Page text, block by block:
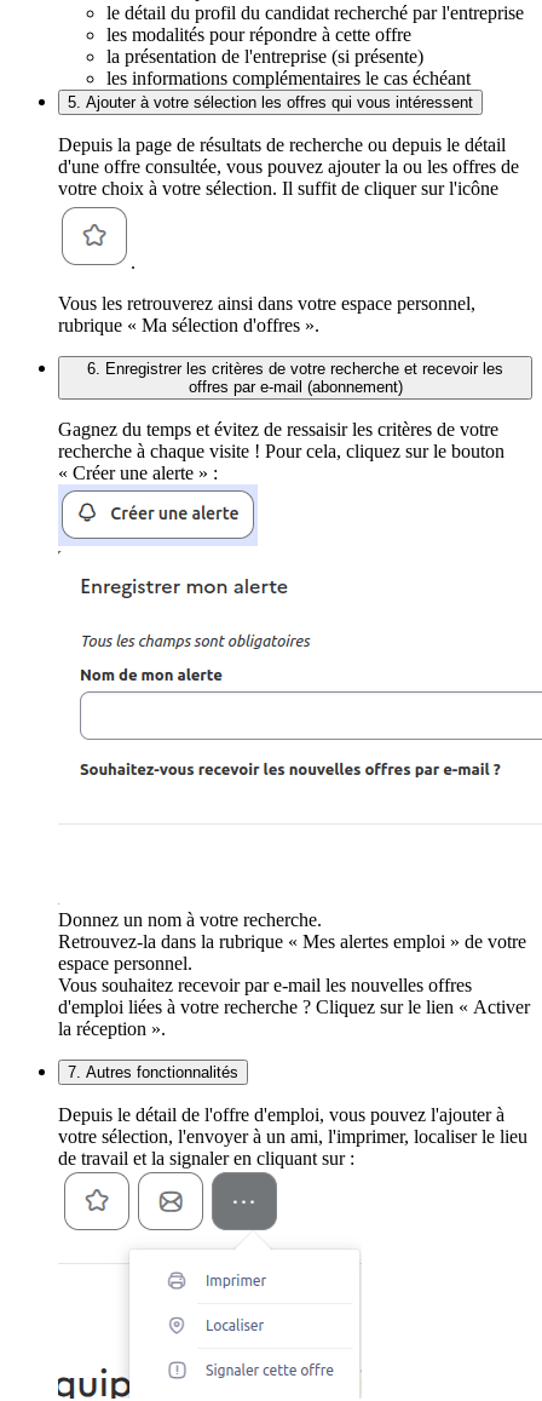
le détail du profil du candidat recherché par l'entreprise
les modalités pour répondre à cette offre
la présentation de l'entreprise (si présente)
les informations complémentaires le cas échéant
5. Ajouter à votre sélection les offres qui vous intéressent
Depuis la page de résultats de recherche ou depuis le détail
d'une offre consultée, vous pouvez ajouter la ou les offres de
votre choix à votre sélection. Il suffit de cliquer sur l'icône
.
Vous les retrouverez ainsi dans votre espace personnel,
rubrique « Ma sélection d'offres ».
6. Enregistrer les critères de votre recherche et recevoir les
offres par e-mail (abonnement)
Gagnez du temps et évitez de ressaisir les critères de votre
recherche à chaque visite ! Pour cela, cliquez sur le bouton
« Créer une alerte » :
Donnez un nom à votre recherche.
Retrouvez-la dans la rubrique « Mes alertes emploi » de votre
espace personnel.
Vous souhaitez recevoir par e-mail les nouvelles offres
d'emploi liées à votre recherche ? Cliquez sur le lien « Activer
la réception ».
7. Autres fonctionnalités
Depuis le détail de l'offre d'emploi, vous pouvez l'ajouter à
votre sélection, l'envoyer à un ami, l'imprimer, localiser le lieu
de travail et la signaler en cliquant sur :